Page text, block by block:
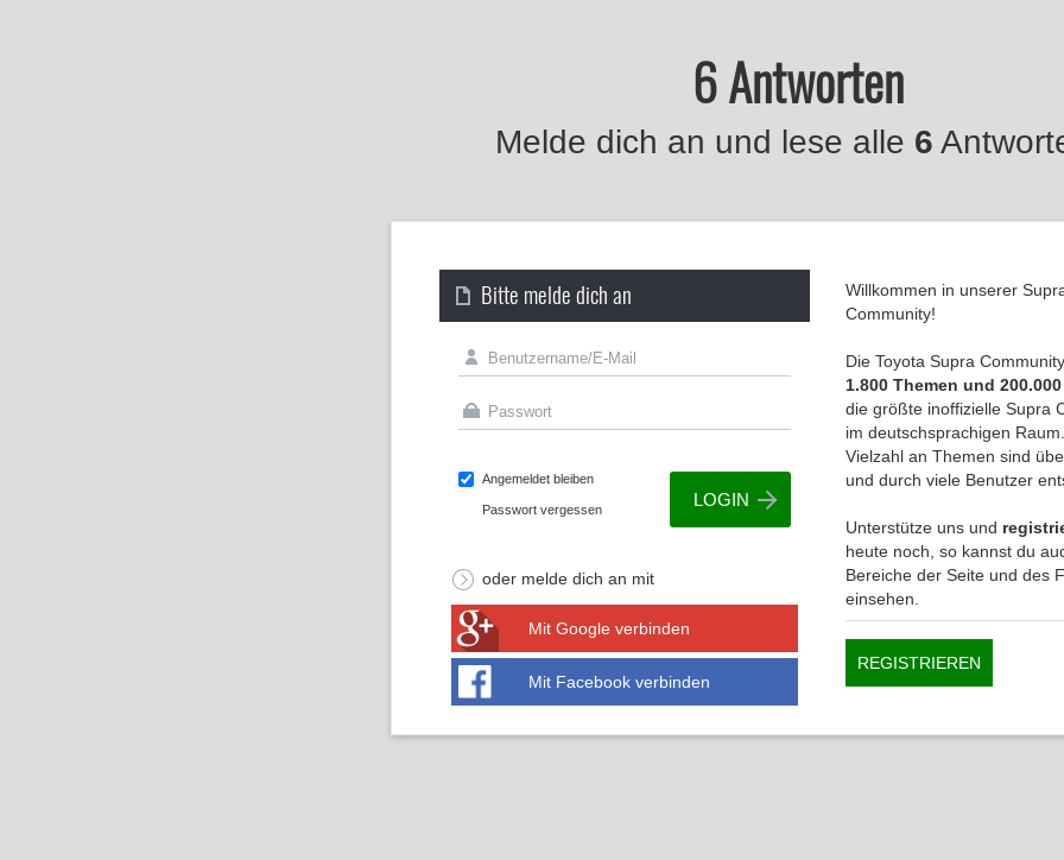
6 Antworten
Melde dich an und lese alle 6
Bitte melde dich an
Angemeldet bleiben
Passwort vergessen
oder melde dich an mit
Mit Google verbinden
Mit Facebook verbinden
Willkommen in unserer
Community!
Die Toyota Supra
1.800 Themen und
die größte inoffizielle Supra
im deutschsprachigen
Vielzahl an Themen sind
und durch viele Benutzer
Unterstütze uns und
heute noch, so kannst du
Bereiche der Seite und des
einsehen.
REGISTRIEREN